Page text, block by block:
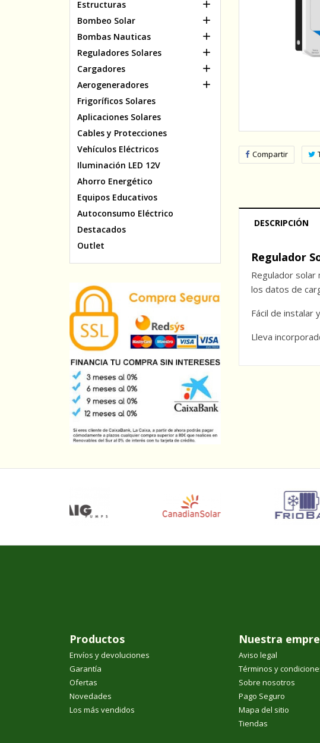
Estructuras 
Bombeo Solar 
Bombas Nauticas 
Reguladores Solares 
Cargadores 
Aerogeneradores 
Frigoríficos Solares
Aplicaciones Solares
Cables y Protecciones
Vehículos Eléctricos
Iluminación LED 12V
Ahorro Energético
Equipos Educativos
Autoconsumo Eléctrico
Destacados
Outlet
Compartir
DESCRIPCIÓN
Regulador
Regulador solar
los datos de
Fácil de instalar
Lleva
Productos
Envíos y devoluciones
Garantía
Ofertas
Novedades
Los más vendidos
Nuestra
Aviso legal
Términos y
Sobre nosotros
Pago Seguro
Mapa del sitio
Tiendas